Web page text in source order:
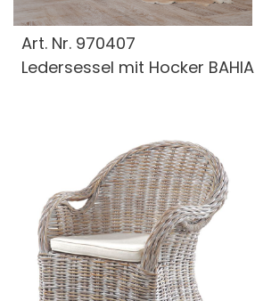
Art. Nr. 970407
Ledersessel mit Hocker BAHIA